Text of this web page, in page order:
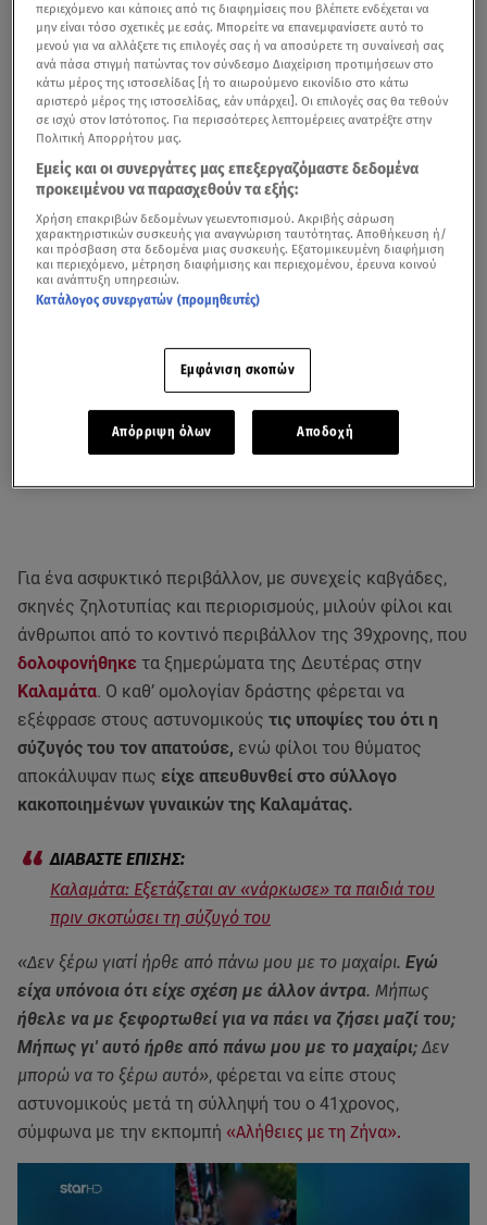
Για ένα ασφυκτικό περιβάλλον, με συνεχείς καβγάδες,
σκηνές ζηλοτυπίας και περιορισμούς, μιλούν φίλοι και
άνθρωποι από το κοντινό περιβάλλον της 39χρονης, που
δολοφονήθηκε τα ξημερώματα της Δευτέρας στην
Καλαμάτα. Ο καθ’ ομολογίαν δράστης φέρεται να
εξέφρασε στους αστυνομικούς τις υποψίες του ότι η
σύζυγός του τον απατούσε, ενώ φίλοι του θύματος
αποκάλυψαν πως είχε απευθυνθεί στο σύλλογο
κακοποιημένων γυναικών της Καλαμάτας.
Καλαμάτα: Εξετάζεται αν «νάρκωσε» τα παιδιά του
πριν σκοτώσει τη σύζυγό του
«Δεν ξέρω γιατί ήρθε από πάνω μου με το μαχαίρι. Εγώ
είχα υπόνοια ότι είχε σχέση με άλλον άντρα. Μήπως
ήθελε να με ξεφορτωθεί για να πάει να ζήσει μαζί του;
Μήπως γι' αυτό ήρθε από πάνω μου με το μαχαίρι;Δεν
μπορώ να το ξέρω αυτό», φέρεται να είπε στους
αστυνομικούς μετά τη σύλληψή του ο 41χρονος,
σύμφωνα με την εκπομπή «Αλήθειες με τη Ζήνα».
περιεχόμενο και κάποιες από τις διαφημίσεις που βλέπετε ενδέχεται να
μην είναι τόσο σχετικές με εσάς. Μπορείτε να επανεμφανίσετε αυτό το
μενού για να αλλάξετε τις επιλογές σας ή να αποσύρετε τη συναίνεσή σας
ανά πάσα στιγμή πατώντας τον σύνδεσμο Διαχείριση προτιμήσεων στο
κάτω μέρος της ιστοσελίδας [ή το αιωρούμενο εικονίδιο στο κάτω
αριστερό μέρος της ιστοσελίδας, εάν υπάρχει]. Οι επιλογές σας θα τεθούν
σε ισχύ στον Ιστότοπος. Για περισσότερες λεπτομέρειες ανατρέξτε στην
Πολιτική Απορρήτου μας.
Εμείς και οι συνεργάτες μας επεξεργαζόμαστε δεδομένα
προκειμένου να παρασχεθούν τα εξής:
Χρήση επακριβών δεδομένων γεωεντοπισμού. Ακριβής σάρωση
χαρακτηριστικών συσκευής για αναγνώριση ταυτότητας. Αποθήκευση ή/
και πρόσβαση στα δεδομένα μιας συσκευής. Εξατομικευμένη διαφήμιση
και περιεχόμενο, μέτρηση διαφήμισης και περιεχομένου, έρευνα κοινού
και ανάπτυξη υπηρεσιών.
Κατάλογος συνεργατών (προμηθευτές)
Εμφάνιση σκοπών
Απόρριψη όλων Αποδοχή